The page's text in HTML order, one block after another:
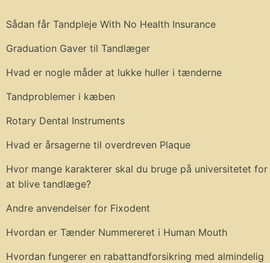
Sådan får Tandpleje With No Health Insurance
Graduation Gaver til Tandlæger
Hvad er nogle måder at lukke huller i tænderne
Tandproblemer i kæben
Rotary Dental Instruments
Hvad er årsagerne til overdreven Plaque
Hvor mange karakterer skal du bruge på universitetet for
at blive tandlæge?
Andre anvendelser for Fixodent
Hvordan er Tænder Nummereret i Human Mouth
Hvordan fungerer en rabattandforsikring med almindelig